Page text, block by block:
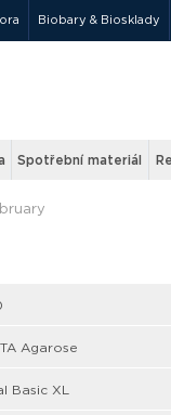
Biobary & Biosklady
Spotřební materiál
Agarose
Basic XL